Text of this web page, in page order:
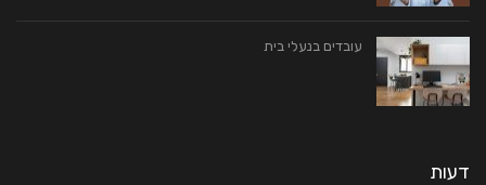
עובדים בנעלי בית
דעות